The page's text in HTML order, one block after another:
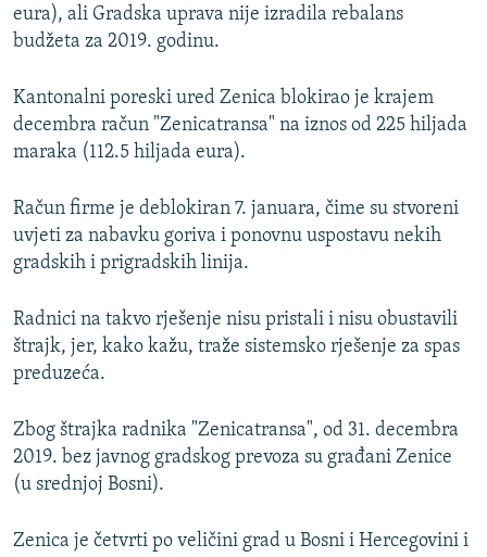
eura), ali Gradska uprava nije izradila rebalans
budžeta za 2019. godinu.
Kantonalni poreski ured Zenica blokirao je krajem
decembra račun "Zenicatransa" na iznos od 225 hiljada
maraka (112.5 hiljada eura).
Račun firme je deblokiran 7. januara, čime su stvoreni
uvjeti za nabavku goriva i ponovnu uspostavu nekih
gradskih i prigradskih linija.
Radnici na takvo rješenje nisu pristali i nisu obustavili
štrajk, jer, kako kažu, traže sistemsko rješenje za spas
preduzeća.
Zbog štrajka radnika "Zenicatransa", od 31. decembra
2019. bez javnog gradskog prevoza su građani Zenice
(u srednjoj Bosni).
Zenica je četvrti po veličini grad u Bosni i Hercegovini i